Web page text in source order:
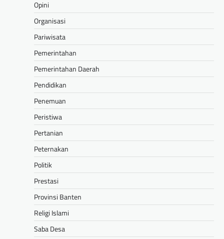
Opini
Organisasi
Pariwisata
Pemerintahan
Pemerintahan Daerah
Pendidikan
Penemuan
Peristiwa
Pertanian
Peternakan
Politik
Prestasi
Provinsi Banten
Religi Islami
Saba Desa